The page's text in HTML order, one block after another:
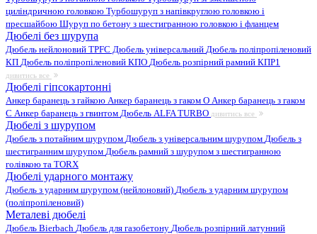
циліндричною головкою Турбошуруп з напівкруглою головкою і
пресшайбою Шуруп по бетону з шестигранною головкою і фланцем
Дюбелі без шурупа
Дюбель нейлоновий TPFC Дюбель універсальний Дюбель поліпропіленовий
КП Дюбель поліпропіленовий КПО Дюбель розпірний рамний КПР1
дивитись все
Дюбелі гіпсокартонні
Анкер баранець з гайкою Анкер баранець з гаком O Анкер баранець з гаком
С Анкер баранець з гвинтом Дюбель ALFA TURBO дивитись все
Дюбелі з шурупом
Дюбель з потайним шурупом Дюбель з універсальним шурупом Дюбель з
шестигранним шурупом Дюбель рамний з шурупом з шестигранною
голівкою та TORX
Дюбелі ударного монтажу
Дюбель з ударним шурупом (нейлоновий) Дюбель з ударним шурупом
(поліпропіленовий)
Металеві дюбелі
Дюбель Bierbach Дюбель для газобетону Дюбель розпірний латунний